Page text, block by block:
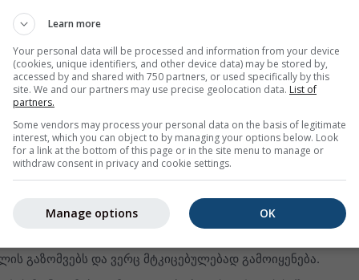
ფარდობითი ტენიანობა საათობრივი ინტერვალებით
და მოწმენდილი ცა (ღია ცისფერი ფონი). რაც უფრო
სქელია ღრუბლის საფარი
(გრადუსში
შემდეგი:
სიმულაციის მონაცემებს, არა გაზომილ მონაცემებს,
ამინდის სადგურის გაზომვებთან (რადგანაც
ადგილზე გაზომვები არ არსებობს). მაღალი
სიმულაციის მონაცემებს შეუძლიათ შეცვალონ
ან მონაცემებისთვის, სადაც პროგნოზირებულობა დაბალია,
გაზომვებს და ვერც მტკიცებულებად გამოიყენება.
Learn more
Your personal data will be processed and information from your device
(cookies, unique identifiers, and other device data) may be stored by,
accessed by and shared with 750 partners, or used specifically by this
site. We and our partners may use precise geolocation data. List of
partners.
Some vendors may process your personal data on the basis of legitimate
interest, which you can object to by managing your options below. Look
for a link at the bottom of this page or in the site menu to manage or
withdraw consent in privacy and cookie settings.
OK
Manage options